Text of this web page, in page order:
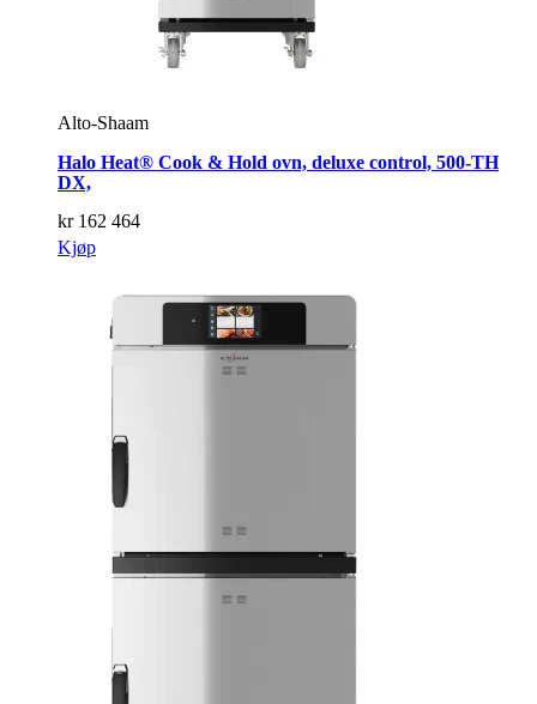
Alto-Shaam
Halo Heat® Cook & Hold ovn, deluxe control, 500-TH
DX,
kr162 464
Kjøp